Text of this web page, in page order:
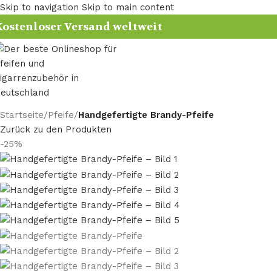
Skip to navigation Skip to main content
Versand weltweit
Startseite/Pfeife/Handgefertigte Brandy-Pfeife
Zurück zu den Produkten
-25%